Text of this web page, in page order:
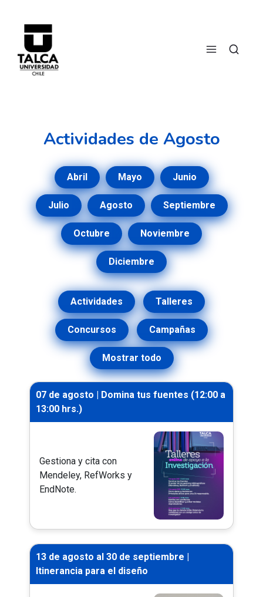
Actividades de Agosto
Abril Mayo Junio
Julio Agosto Septiembre
Octubre Noviembre
Diciembre
Actividades Talleres
Concursos Campañas
Mostrar todo
07 de agosto | Domina tus fuentes (12:00 a
13:00 hrs.)
Gestiona y cita con
Mendeley, RefWorks y
EndNote.
13 de agosto al 30 de septiembre |
Itinerancia para el diseño